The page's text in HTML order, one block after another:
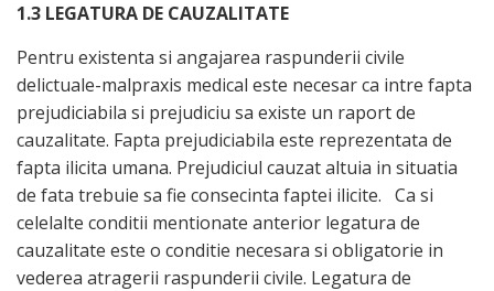
1.3 LEGATURA DE CAUZALITATE
Pentru existenta si angajarea raspunderii civile
delictuale-malpraxis medical este necesar ca intre fapta
prejudiciabila si prejudiciu sa existe un raport de
cauzalitate. Fapta prejudiciabila este reprezentata de
fapta ilicita umana. Prejudiciul cauzat altuia in situatia
de fata trebuie sa fie consecinta faptei ilicite. Ca si
celelalte conditii mentionate anterior legatura de
cauzalitate este o conditie necesara si obligatorie in
vederea atragerii raspunderii civile. Legatura de